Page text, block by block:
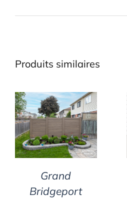
Produits similaires
Grand
Bridgeport